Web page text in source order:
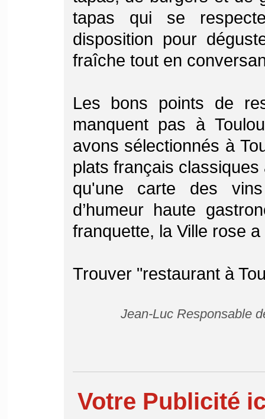
tapas qui se
disposition pour
fraîche tout en
Les bons points de
manquent pas à
avons sélectionnés à
plats français
qu'une carte des
d’humeur haute
franquette, la Ville rose
Trouver "restaurant à
Jean-Luc Responsable
Votre Publicité